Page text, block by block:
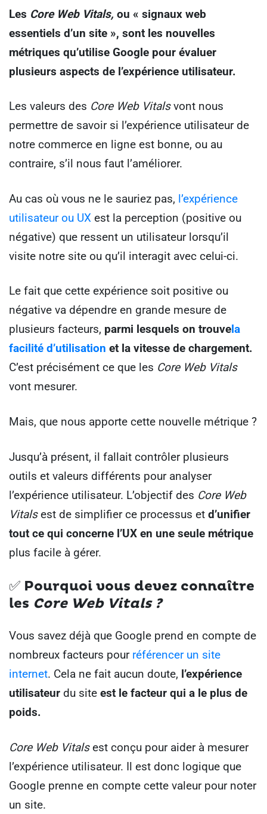
Les Core Web Vitals, ou « signaux web
essentiels d’un site », sont les nouvelles
métriques qu’utilise Google pour évaluer
plusieurs aspects de l’expérience utilisateur.
Les valeurs des Core Web Vitalsvont nous
permettre de savoir si l’expérience utilisateur de
notre commerce en ligne est bonne, ou au
contraire, s’il nous faut l’améliorer.
Au cas où vous ne le sauriez pas, l’expérience
utilisateur ou UX est la perception (positive ou
négative) que ressent un utilisateur lorsqu’il
visite notre site ou qu’il interagit avec celui-ci.
Le fait que cette expérience soit positive ou
négative va dépendre en grande mesure de
plusieurs facteurs, parmi lesquels on trouvela
facilité d’utilisation et la vitesse de chargement.
C’est précisément ce que les Core Web Vitals
vont mesurer.
Mais, que nous apporte cette nouvelle métrique ?
Jusqu’à présent, il fallait contrôler plusieurs
outils et valeurs différents pour analyser
l’expérience utilisateur. L’objectif des Core Web
Vitalsest de simplifier ce processus et d’unifier
tout ce qui concerne l’UX en une seule métrique
plus facile à gérer.
✅ Pourquoi vous devez connaître
les Core Web Vitals ?
Vous savez déjà que Google prend en compte de
nombreux facteurs pourréférencer un site
internet. Cela ne fait aucun doute, l’expérience
utilisateur du site est le facteur qui a le plus de
poids.
Core Web Vitalsest conçu pour aider à mesurer
l’expérience utilisateur. Il est donc logique que
Google prenne en compte cette valeur pour noter
un site.